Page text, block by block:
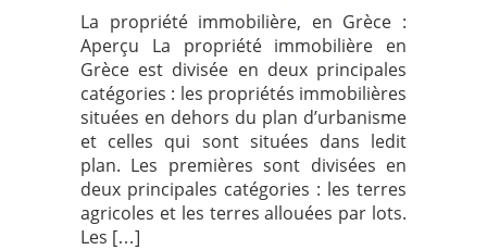
La propriété immobilière, en Grèce :
Aperçu La propriété immobilière en
Grèce est divisée en deux principales
catégories : les propriétés immobilières
situées en dehors du plan d’urbanisme
et celles qui sont situées dans ledit
plan. Les premières sont divisées en
deux principales catégories : les terres
agricoles et les terres allouées par lots.
Les […]